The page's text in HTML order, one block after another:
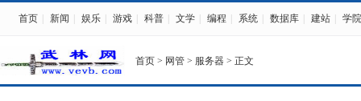
首页 新闻 娱乐 游戏 科普 文学 编程 系统 数据库 建站 学院
首页 > 网管 > 服务器 > 正文